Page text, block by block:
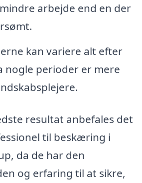
arbejde end en der
kan variere alt efter
nogle perioder er mere
resultat anbefales det
til beskæring i
da de har den
og erfaring til at sikre,